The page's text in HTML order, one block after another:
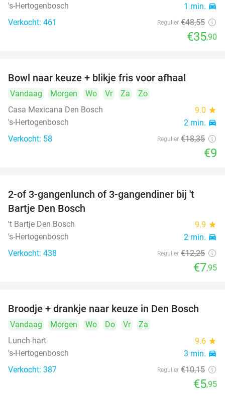
's-Hertogenbosch 1 min. directions_car
Verkocht: 461 Regulier €48,55
€35,90
Bowl naar keuze + blikje fris voor afhaal
Vandaag Morgen Wo Vr Za
Zo
Casa Mexicana Den Bosch
9.0 star
's-Hertogenbosch 2 min. directions_car
Verkocht: 58 Regulier €18,35
€9
35%
2-of 3-gangenlunch of 3-gangendiner bij 't
Bartje Den Bosch
't Bartje Den Bosch 9.9 star
's-Hertogenbosch 2 min. directions_car
Verkocht: 438 Regulier €12,25
€7,95
41%
Broodje + drankje naar keuze in Den Bosch
Vandaag Morgen Wo Do Vr
Za
Lunch-hart
9.6 star
's-Hertogenbosch 3 min. directions_car
Verkocht: 387 Regulier €10,15
€5,95